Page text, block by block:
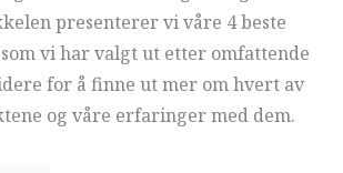
presenterer vi våre 4 beste
vi har valgt ut etter omfattende
for å finne ut mer om hvert av
og våre erfaringer med dem.